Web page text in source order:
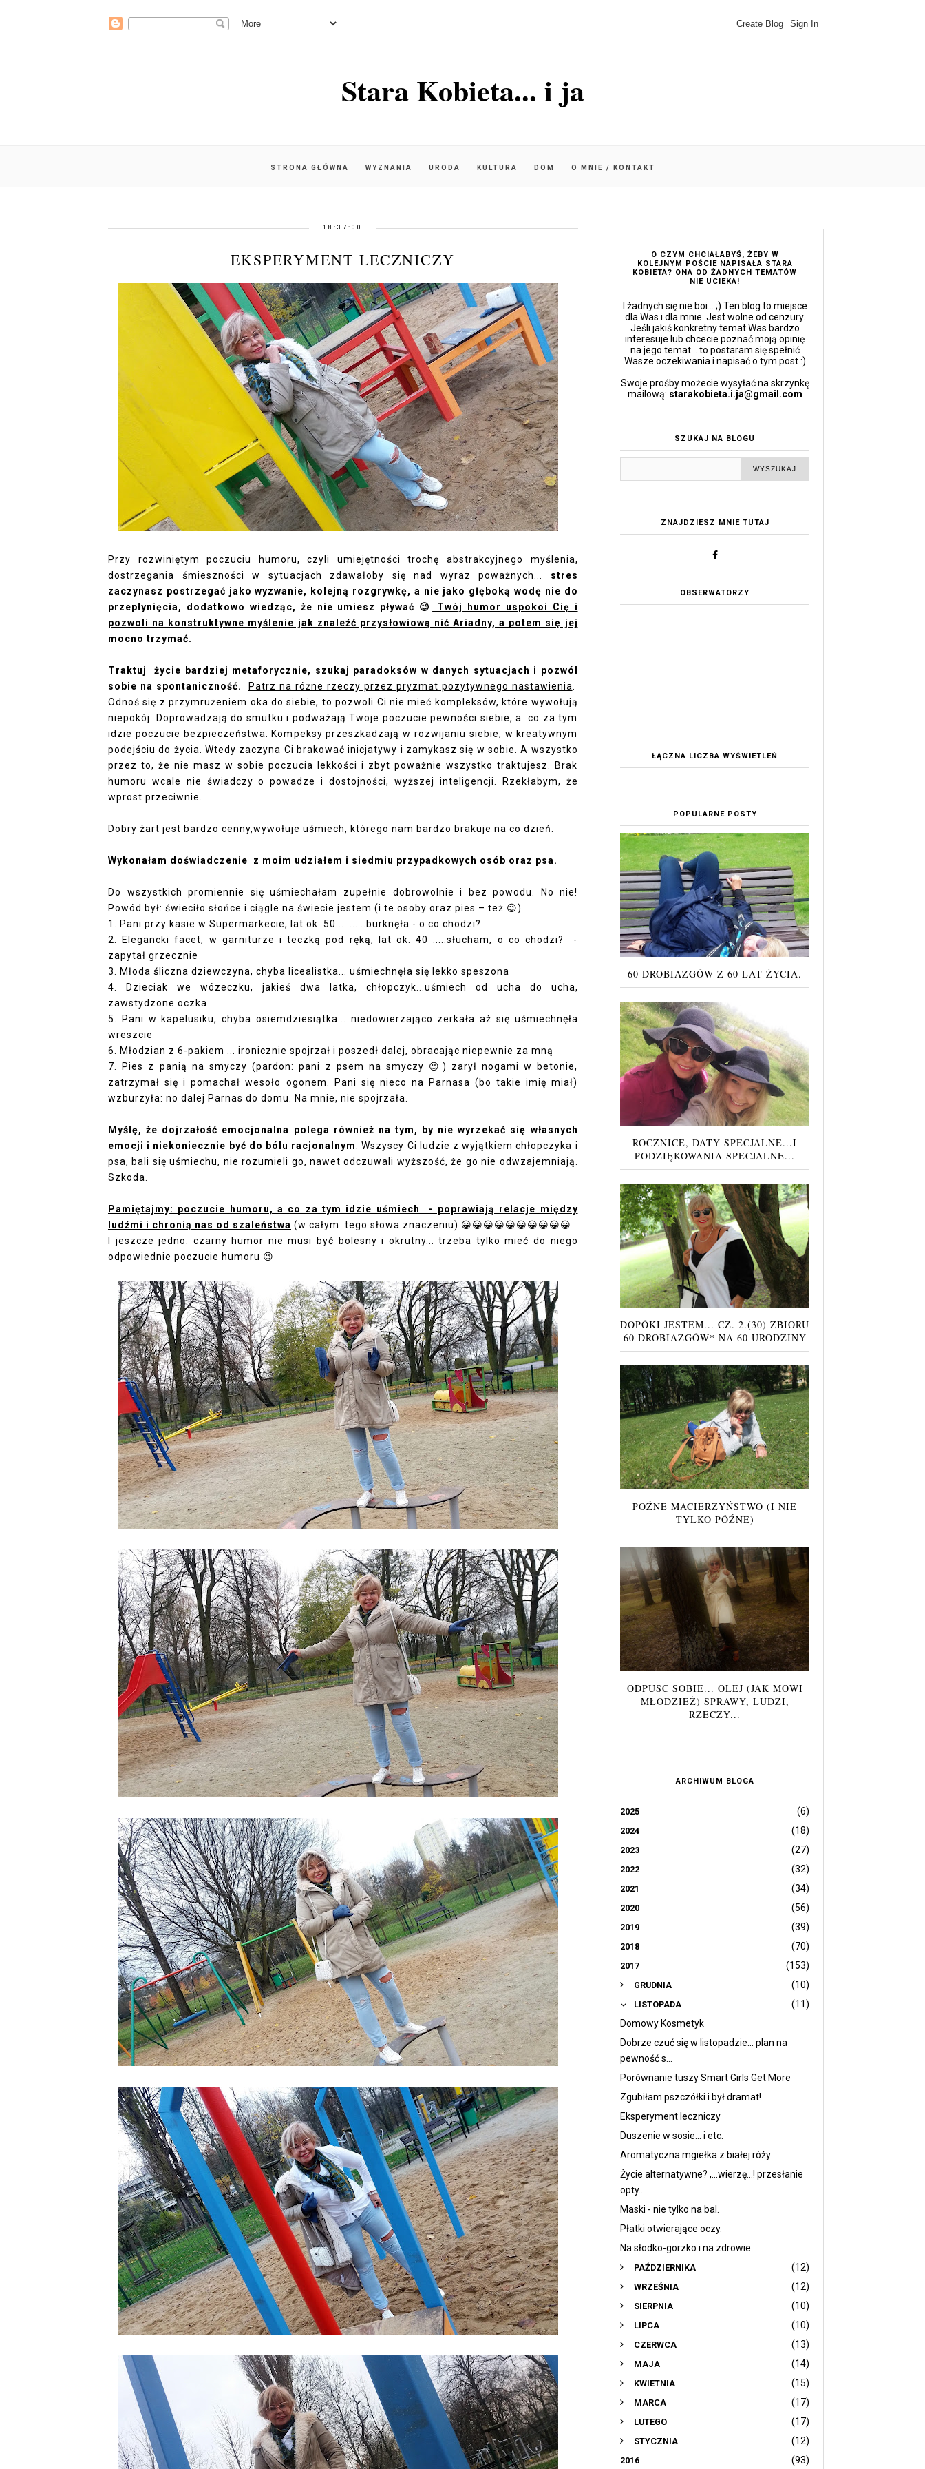
Stara Kobieta... i ja
STRONA GŁÓWNA WYZNANIA URODA KULTURA DOM O MNIE / KONTAKT
18:37:00
EKSPERYMENT LECZNICZY
Przy rozwiniętym poczuciu humoru, czyli umiejętności trochę abstrakcyjnego myślenia,
dostrzegania śmieszności w sytuacjach zdawałoby się nad wyraz poważnych...
stres
zaczynasz postrzegać jako wyzwanie, kolejną rozgrywkę, a nie jako głęboką wodę nie do
przepłynięcia, dodatkowo wiedząc, że nie umiesz pływać 😉
Twój humor uspokoi Cię i
pozwoli na konstruktywne myślenie jak znaleźć przysłowiową nić Ariadny, a potem się jej
mocno trzymać.
Traktuj życie bardziej metaforycznie, szukaj paradoksów w danych sytuacjach i pozwól
sobie na spontaniczność.
Patrz na różne rzeczy przez pryzmat pozytywnego nastawienia
Odnoś się z przymrużeniem oka do siebie, to pozwoli Ci nie mieć kompleksów, które wywołują
niepokój. Doprowadzają do smutku i podważają Twoje poczucie pewności siebie, a co za tym
idzie poczucie bezpieczeństwa. Kompeksy przeszkadzają w rozwijaniu siebie, w kreatywnym
podejściu do życia. Wtedy zaczyna Ci brakować inicjatywy i zamykasz się w sobie. A wszystko
przez to, że nie masz w sobie poczucia lekkości i zbyt poważnie wszystko traktujesz. Brak
humoru wcale nie świadczy o powadze i dostojności, wyższej inteligencji. Rzekłabym, że
wprost przeciwnie.
Dobry żart jest bardzo cenny,wywołuje uśmiech, którego nam bardzo brakuje na co dzień.
Wykonałam doświadczenie z moim udziałem i siedmiu przypadkowych osób oraz psa.
Do wszystkich promiennie się uśmiechałam zupełnie dobrowolnie i bez powodu. No nie!
Powód był: świeciło słońce i ciągle na świecie jestem (i te osoby oraz pies – też 😉)
1. Pani przy kasie w Supermarkecie, lat ok. 50 ..........burknęła - o co chodzi?
2. Elegancki facet, w garniturze i teczką pod ręką, lat ok. 40 .....słucham, o co chodzi? -
zapytał grzecznie
3. Młoda śliczna dziewczyna, chyba licealistka... uśmiechnęła się lekko speszona
4. Dzieciak we wózeczku, jakieś dwa latka, chłopczyk...uśmiech od ucha do ucha,
zawstydzone oczka
5. Pani w kapelusiku, chyba osiemdziesiątka... niedowierzająco zerkała aż się uśmiechnęła
wreszcie
6. Młodzian z 6-pakiem ... ironicznie spojrzał i poszedł dalej, obracając niepewnie za mną
7. Pies z panią na smyczy (pardon: pani z psem na smyczy 😉) zarył nogami w betonie,
zatrzymał się i pomachał wesoło ogonem. Pani się nieco na Parnasa (bo takie imię miał)
wzburzyła: no dalej Parnas do domu. Na mnie, nie spojrzała.
Myślę, że dojrzałość emocjonalna polega również na tym, by nie wyrzekać się własnych
emocji i niekoniecznie być do bólu racjonalnym
. Wszyscy Ci ludzie z wyjątkiem chłopczyka i
psa, bali się uśmiechu, nie rozumieli go, nawet odczuwali wyższość, że go nie odwzajemniają.
Szkoda.
Pamiętajmy: poczucie humoru, a co za tym idzie uśmiech - poprawiają relacje między
ludźmi i chronią nas od szaleństwa (w całym tego słowa znaczeniu) 😀😀😀😀😀😀😀😀😀😀
I jeszcze jedno: czarny humor nie musi być bolesny i okrutny... trzeba tylko mieć do niego
odpowiednie poczucie humoru 😉
O CZYM CHCIAŁABYŚ, ŻEBY W
KOLEJNYM POŚCIE NAPISAŁA STARA
KOBIETA? ONA OD ŻADNYCH TEMATÓW
NIE UCIEKA!
I żadnych się nie boi... ;) Ten blog to miejsce
dla Was i dla mnie. Jest wolne od cenzury.
Jeśli jakiś konkretny temat Was bardzo
interesuje lub chcecie poznać moją opinię
na jego temat... to postaram się spełnić
Wasze oczekiwania i napisać o tym post :)
Swoje prośby możecie wysyłać na skrzynkę
mailową: starakobieta.i.ja@gmail.com
SZUKAJ NA BLOGU
ZNAJDZIESZ MNIE TUTAJ
OBSERWATORZY
ŁĄCZNA LICZBA WYŚWIETLEŃ
POPULARNE POSTY
60 DROBIAZGÓW Z 60 LAT ŻYCIA.
ROCZNICE, DATY SPECJALNE...I
PODZIĘKOWANIA SPECJALNE...
DOPÓKI JESTEM... CZ. 2.(30) ZBIORU
60 DROBIAZGÓW* NA 60 URODZINY
PÓŹNE MACIERZYŃSTWO (I NIE
TYLKO PÓŹNE)
ODPUŚĆ SOBIE... OLEJ (JAK MÓWI
MŁODZIEŻ) SPRAWY, LUDZI,
RZECZY...
ARCHIWUM BLOGA
2025 (6)
2024 (18)
2023 (27)
2022 (32)
2021 (34)
2020 (56)
2019 (39)
2018 (70)
2017 (153)
GRUDNIA (10)
LISTOPADA
(11)
Domowy Kosmetyk
Dobrze czuć się w listopadzie... plan na
pewność s...
Porównanie tuszy Smart Girls Get More
Zgubiłam pszczółki i był dramat!
Eksperyment leczniczy
Duszenie w sosie... i etc.
Aromatyczna mgiełka z białej róży
Życie alternatywne? ,...wierzę...! przesłanie
opty...
Maski - nie tylko na bal.
Płatki otwierające oczy.
Na słodko-gorzko i na zdrowie.
PAŹDZIERNIKA (12)
WRZEŚNIA (12)
SIERPNIA (10)
LIPCA (10)
CZERWCA (13)
MAJA (14)
KWIETNIA (15)
MARCA (17)
LUTEGO (17)
STYCZNIA (12)
2016 (93)